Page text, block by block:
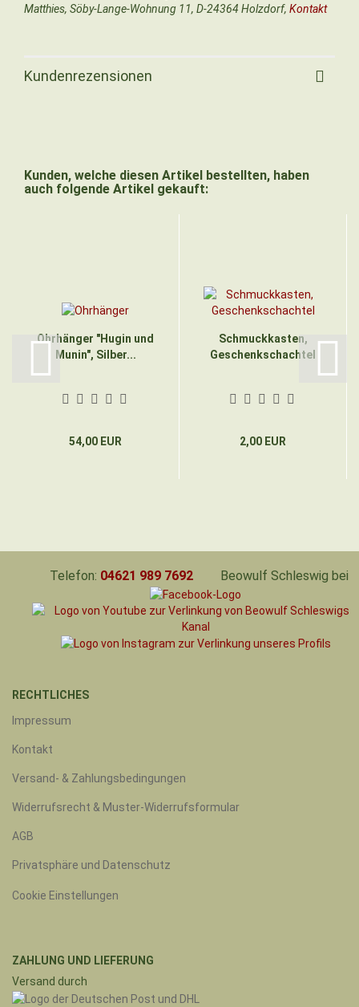
Matthies, Söby-Lange-Wohnung 11, D-24364 Holzdorf, Kontakt
Kundenrezensionen
Kunden, welche diesen Artikel bestellten, haben
auch folgende Artikel gekauft:
Ohrhänger "Hugin und
Munin", Silber...
54,00 EUR
Schmuckkasten,
Geschenkschachtel
2,00 EUR
Telefon: 04621 989 7692 Beowulf Schleswig bei
RECHTLICHES
Impressum
Kontakt
Versand- & Zahlungsbedingungen
Widerrufsrecht & Muster-Widerrufsformular
AGB
Privatsphäre und Datenschutz
Cookie Einstellungen
ZAHLUNG UND LIEFERUNG
Versand durch